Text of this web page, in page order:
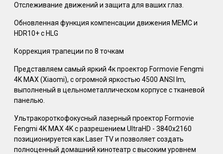
Отслеживание движений и защита для ваших глаз.
Обновленная функция компенсации движения MEMC и
HDR10+ c HLG
Коррекция трапеции по 8 точкам
Представляем самый яркий 4к проектор Formovie Fengmi
4K MAX (Xiaomi), с огромной яркостью 4500 ANSI lm,
выполненый в цельнометаллическом корпусе с тканевой
панелью.
Ультракороткофокусный лазерный проектор Formovie
Fengmi 4K MAX 4K с разрешением UltraHD - 3840x2160
позиционируется как Laser TV и позволяет создать
полноценный домашний кинотеатр с высоким уровнем